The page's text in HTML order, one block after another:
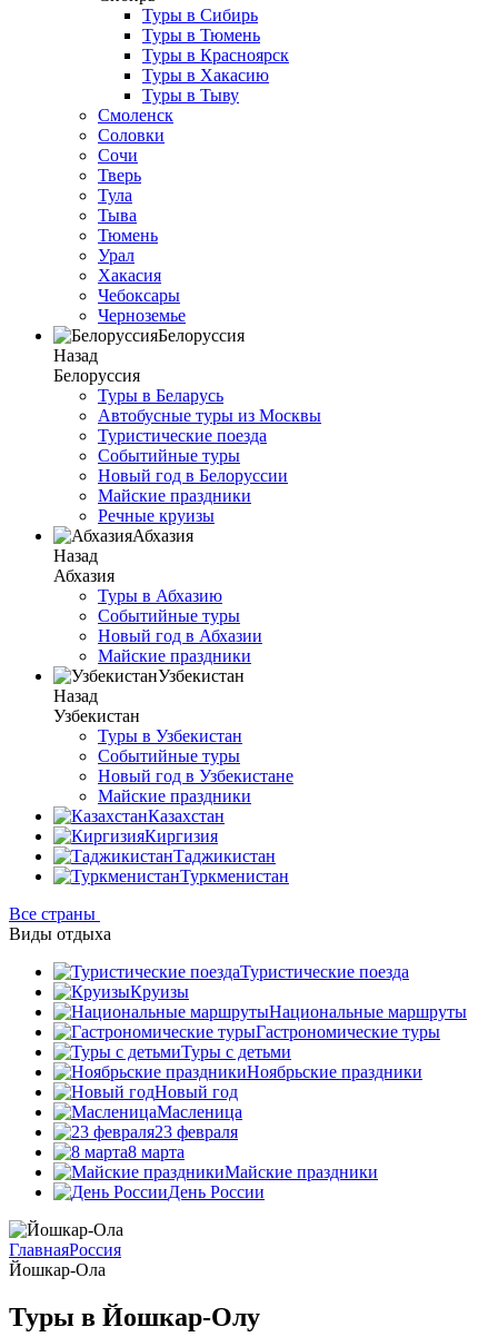
Туры в Сибирь
Туры в Тюмень
Туры в Красноярск
Туры в Хакасию
Туры в Тыву
Смоленск
Соловки
Сочи
Тверь
Тула
Тыва
Тюмень
Урал
Хакасия
Чебоксары
Черноземье
Белоруссия
Назад
Белоруссия
Туры в Беларусь
Автобусные туры из Москвы
Туристические поезда
Событийные туры
Новый год в Белоруссии
Майские праздники
Речные круизы
Абхазия
Назад
Абхазия
Туры в Абхазию
Событийные туры
Новый год в Абхазии
Майские праздники
Узбекистан
Назад
Узбекистан
Туры в Узбекистан
Событийные туры
Новый год в Узбекистане
Майские праздники
Казахстан
Киргизия
Таджикистан
Туркменистан
Все страны
Виды отдыха
Туристические поезда
Круизы
Национальные маршруты
Гастрономические туры
Туры с детьми
Ноябрьские праздники
Новый год
Масленица
23 февраля
8 марта
Майские праздники
День России
ГлавнаяРоссия
Йошкар-Ола
Туры в Йошкар-Олу